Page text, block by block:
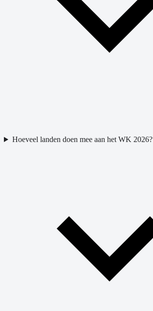
Hoeveel landen doen mee aan het WK 2026?